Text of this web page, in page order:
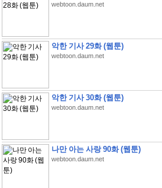
webtoon.daum.net
악한 기사 29화 (웹툰)
webtoon.daum.net
악한 기사 30화 (웹툰)
webtoon.daum.net
나만 아는 사랑 90화 (웹툰)
webtoon.daum.net